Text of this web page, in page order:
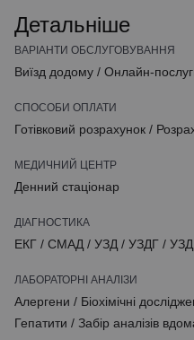
Детальніше
ВАРІАНТИ ОБСЛУГОВУВАННЯ
Виїзд додому / Онлайн-
СПОСОБИ ОПЛАТИ
Готівковий розрахунок /
МЕДИЧНИЙ ЦЕНТР
Денний стаціонар
ДІАГНОСТИКА
ЕКГ / СМАД / УЗД / УЗДГ / УЗД
ЛАБОРАТОРНІ АНАЛІЗИ
Алергени / Біохімічні
Гепатити / Забір аналізів